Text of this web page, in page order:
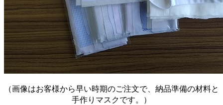
（画像はお客様から早い時期のご注文で、納品準備の材料と
手作りマスクです。）